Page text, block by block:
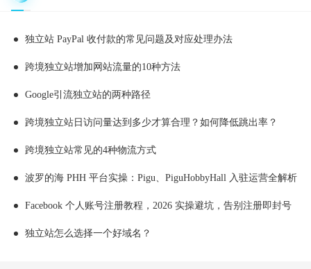
独立站 PayPal 收付款的常见问题及对应处理办法
跨境独立站增加网站流量的10种方法
Google引流独立站的两种路径
跨境独立站日访问量达到多少才算合理？如何降低跳出率？
跨境独立站常见的4种物流方式
波罗的海 PHH 平台实操：Pigu、PiguHobbyHall 入驻运营全解析
Facebook 个人账号注册教程，2026 实操避坑，告别注册即封号
独立站怎么选择一个好域名？